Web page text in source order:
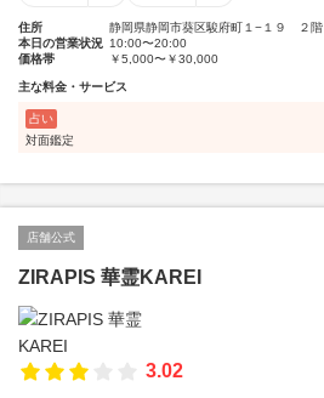
住所
静岡県静岡市葵区駿府町１−１９ ２階
本日の営業状況 10:00〜20:00
価格帯
￥5,000〜￥30,000
主な料金・サービス
占い
対面鑑定
店舗公式
ZIRAPIS 華霊KAREI
3.02